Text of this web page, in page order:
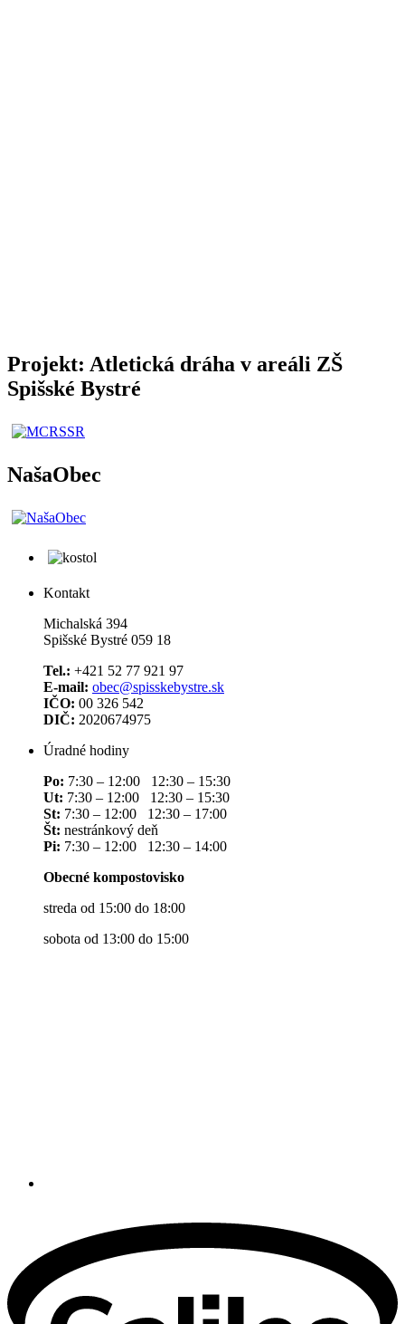
Projekt: Atletická dráha v areáli ZŠ
Spišské Bystré
NašaObec
Kontakt
Michalská 394
Spišské Bystré 059 18
Tel.: +421 52 77 921 97
E-mail: obec@spisskebystre.sk
IČO: 00 326 542
DIČ: 2020674975
Úradné hodiny
Po: 7:30 – 12:00 12:30 – 15:30
Ut: 7:30 – 12:00 12:30 – 15:30
St: 7:30 – 12:00 12:30 – 17:00
Št: nestránkový deň
Pi: 7:30 – 12:00 12:30 – 14:00
Obecné kompostovisko
streda od 15:00 do 18:00
sobota od 13:00 do 15:00